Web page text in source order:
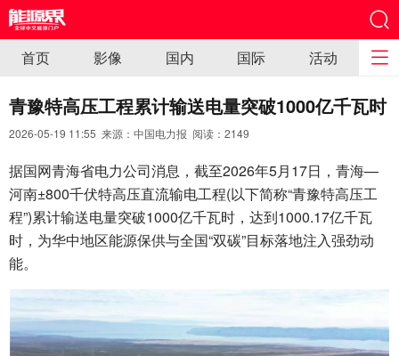
首页 影像 国内 国际 活动
青豫特高压工程累计输送电量突破1000亿千瓦时
2026-05-19 11:55 来源：中国电力报 阅读： 2149
据国网青海省电力公司消息，截至2026年5月17日，青海—
河南±800千伏特高压直流输电工程(以下简称“青豫特高压工
程”)累计输送电量突破1000亿千瓦时，达到1000.17亿千瓦
时，为华中地区能源保供与全国“双碳”目标落地注入强劲动
能。